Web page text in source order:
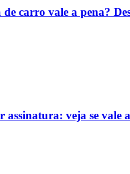
carro vale a pena?
veja se vale